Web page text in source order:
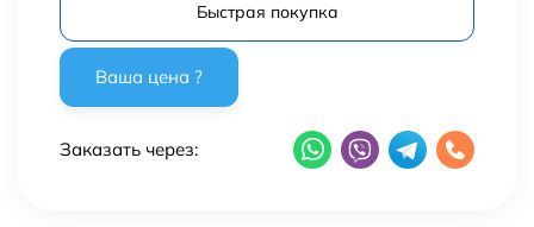
Быстрая покупка
Заказать через: